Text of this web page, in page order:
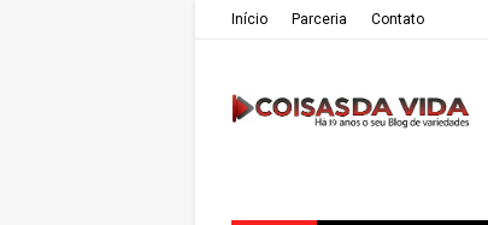
Iní­cio Parceria Contato